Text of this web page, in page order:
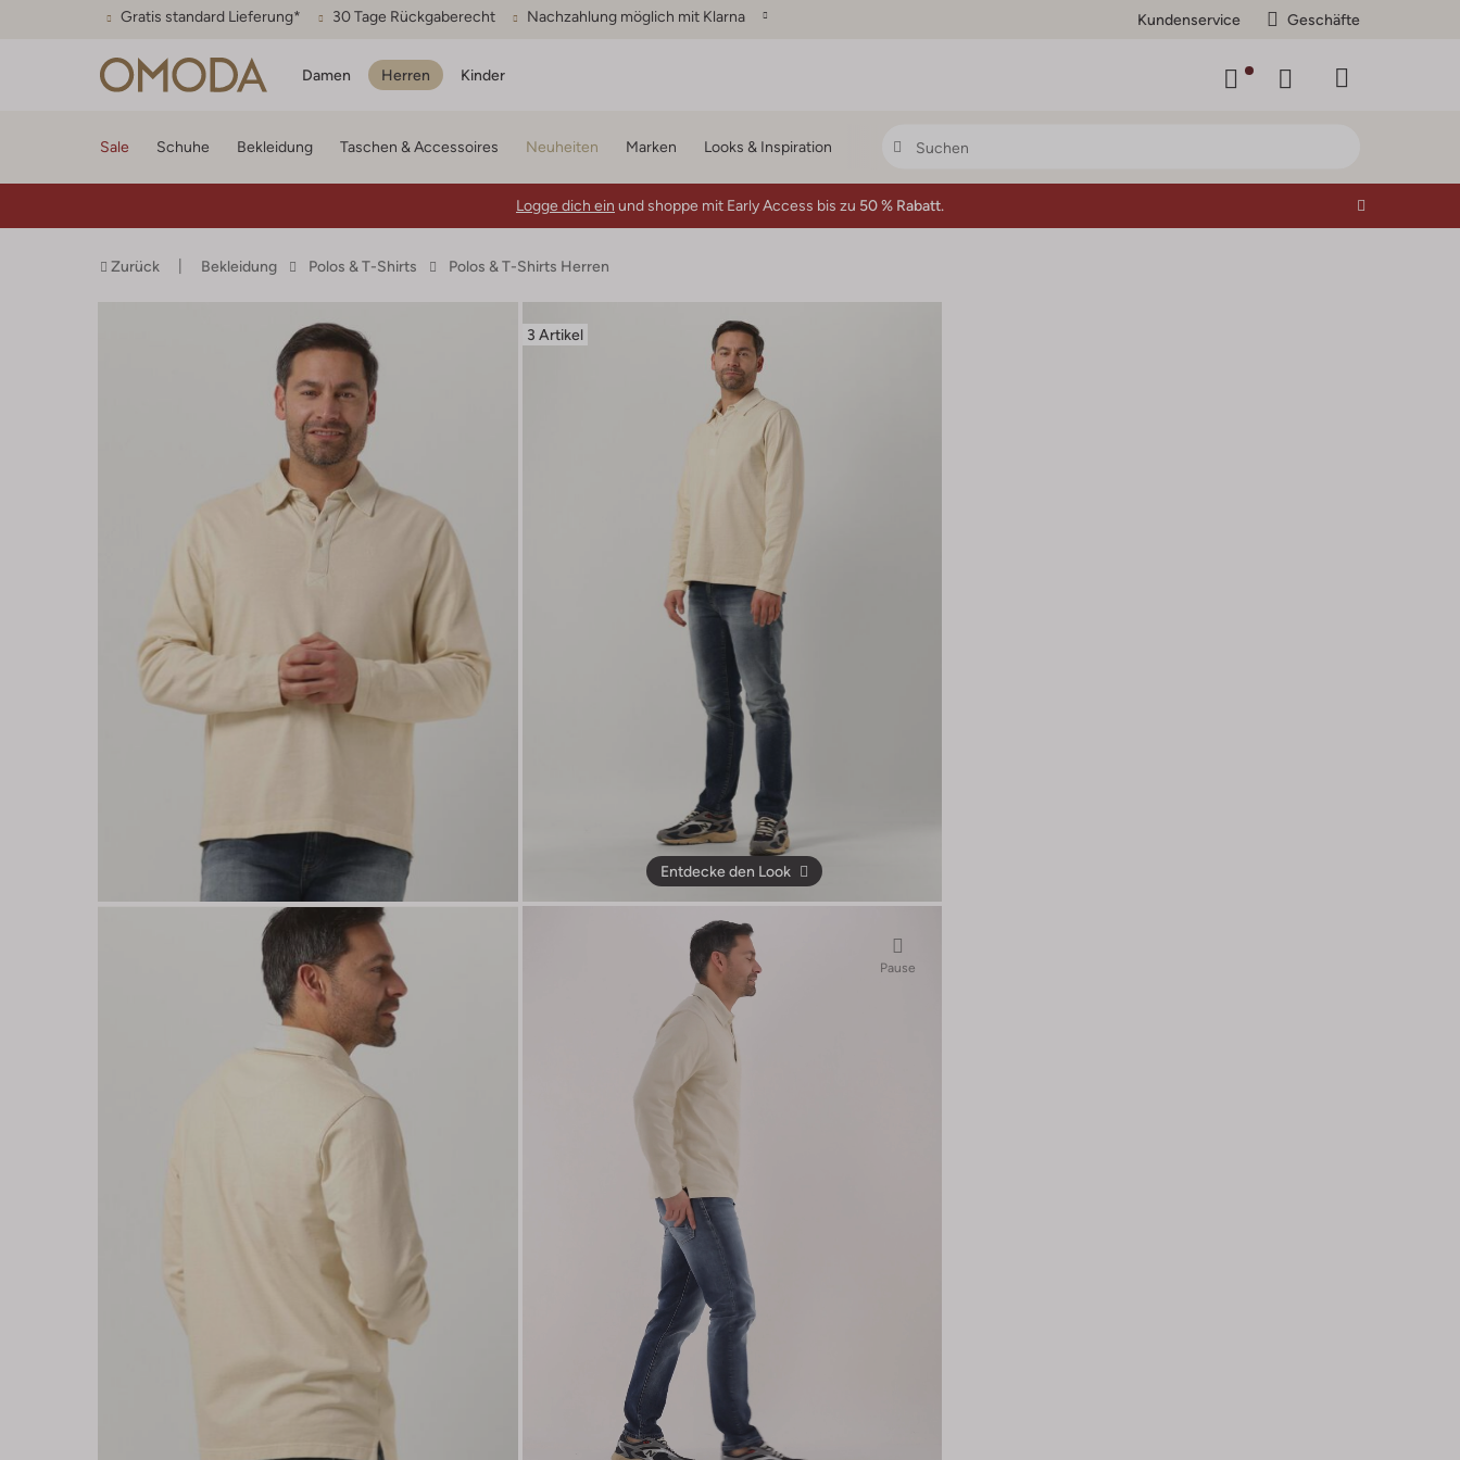
Gratis standard Lieferung* 30 Tage Rückgaberecht Nachzahlung möglich mit Klarna Kundenservice Geschäfte
Damen Herren Kinder
Sale Schuhe Bekleidung Taschen & Accessoires Neuheiten Marken Looks & Inspiration
Logge dich ein und shoppe mit Early Access bis zu 50 % Rabatt.
Zurück Bekleidung Polos & T-Shirts Polos & T-Shirts Herren
3 Artikel
Entdecke den Look
Pause